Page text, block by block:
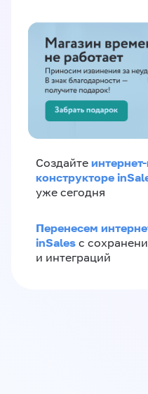
Создайте
конструкторе
уже сегодня
Перенесем
inSales с
и интеграций